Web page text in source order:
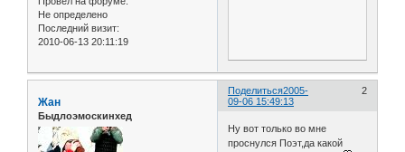
Не определено
Последний визит:
2010-06-13 20:11:19
Поделиться 2
2005-
09-06 15:49:13
Жан
Быдлоэмоскинхед
Ну вот только во мне
проснулся Поэт,да какой